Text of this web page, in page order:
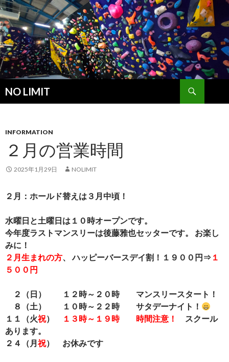
NO LIMIT
索
ン
へ
キ
プ
INFORMATION
２月の営業時間
2025年1月29日 NOLIMIT
２月：ホールド替えは３月中頃！
水曜日と土曜日は１０時オープンです。
今年度ラストマンスリーは後藤雅也セッターです。 お楽し
みに！
２月生まれの方、 ハッピーバースデイ割！１９００円⇒ １
５００円
２（日） １２時～２０時 マンスリースタート！
８（土） １０時～２２時 サタデーナイト！
１１（火祝） １３時～１９時 時間注意！
スクール
あります。
２４（月祝） お休みです